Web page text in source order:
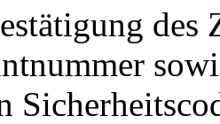
des